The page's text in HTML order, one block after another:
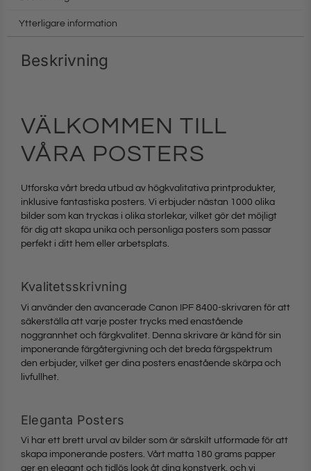
Ytterligare information
Beskrivning
VÄLKOMMEN TILL
VÅRA POSTERS
Utforska vårt breda utbud av högkvalitativa printprodukter,
inklusive fantastiska posters. Vi erbjuder nästan 1000 olika
bilder som kan tryckas i olika storlekar, vilket gör det möjligt
för dig att skapa unika och personliga posters som passar
perfekt i ditt hem eller arbetsplats.
Kvalitetsskrivning
Vi använder den avancerade Canon IPF 8400-skrivaren för att
säkerställa att varje poster trycks med enastående
noggrannhet och färgkvalitet. Denna skrivare är känd för sin
imponerande färgåtergivning och det breda färgspektrum
den erbjuder, vilket ger dina posters enastående skärpa och
livfullhet.
Eleganta Posters
Vi har ett brett urval av bilder som är särskilt utformade för att
skapa imponerande posters. Vårt matta 180 grams papper
ger en elegant och tidlös look åt dina konstverk, och vi